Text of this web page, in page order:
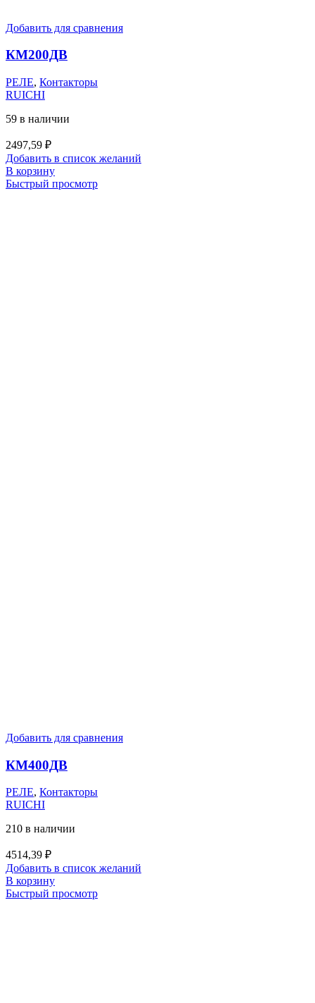
Добавить для сравнения
КМ200ДВ
РЕЛЕ, Контакторы
RUICHI
59 в наличии
2497,59 ₽
Добавить в список желаний
В корзину
Быстрый просмотр
Добавить для сравнения
КМ400ДВ
РЕЛЕ, Контакторы
RUICHI
210 в наличии
4514,39 ₽
Добавить в список желаний
В корзину
Быстрый просмотр